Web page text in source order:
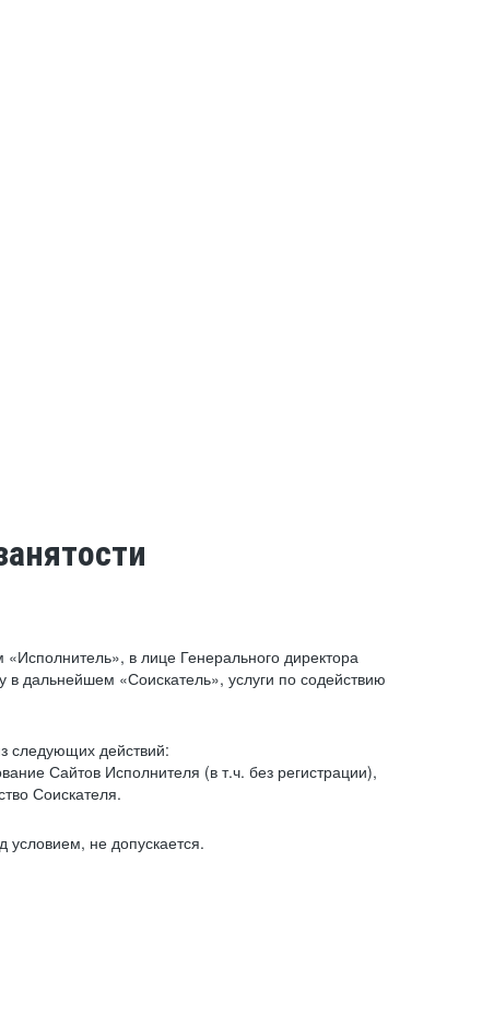
в лице Генерального директора
дальнейшем «Соискатель», услуги по содействию
следующих действий:
Сайтов Исполнителя (в т.ч. без регистрации),
Соискателя.
не допускается.